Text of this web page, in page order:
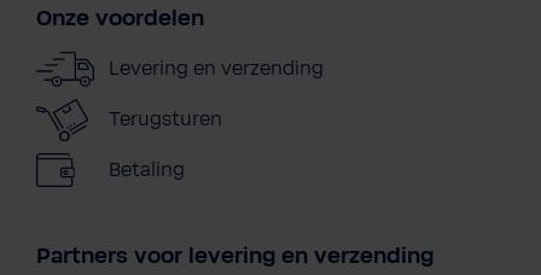
Onze voordelen
Levering en verzending
Terugsturen
Betaling
Partners voor levering en verzending